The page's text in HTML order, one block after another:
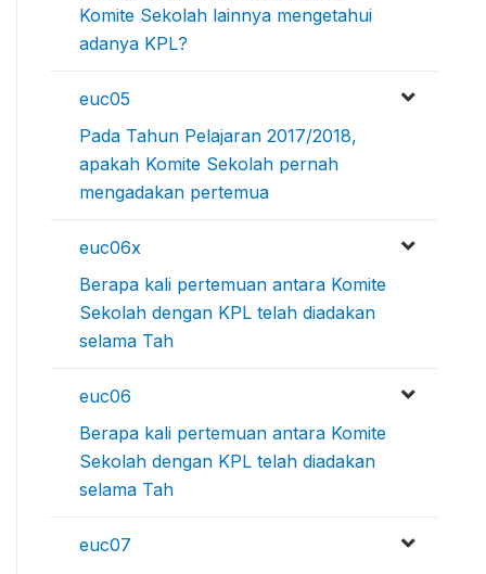
Komite Sekolah lainnya mengetahui
adanya KPL?
euc05
Pada Tahun Pelajaran 2017/2018,
apakah Komite Sekolah pernah
mengadakan pertemua
euc06x
Berapa kali pertemuan antara Komite
Sekolah dengan KPL telah diadakan
selama Tah
euc06
Berapa kali pertemuan antara Komite
Sekolah dengan KPL telah diadakan
selama Tah
euc07